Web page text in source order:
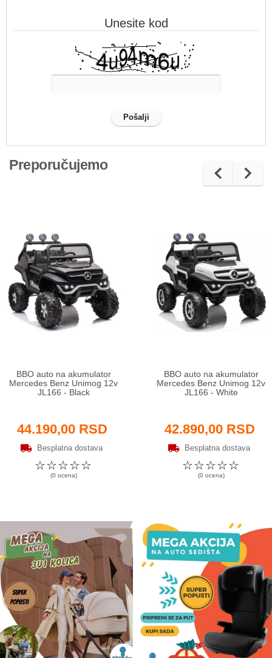
Unesite kod
Preporučujemo
BBO auto na akumulator
Mercedes Benz Unimog 12v
JL166 - Black
44.190,00 RSD
Besplatna dostava
☆
☆
☆
☆
☆
(0 ocena)
BBO auto na akumulator
Mercedes Benz Unimog 12v
JL166 - White
42.890,00 RSD
Besplatna dostava
☆
☆
☆
☆
☆
(0 ocena)